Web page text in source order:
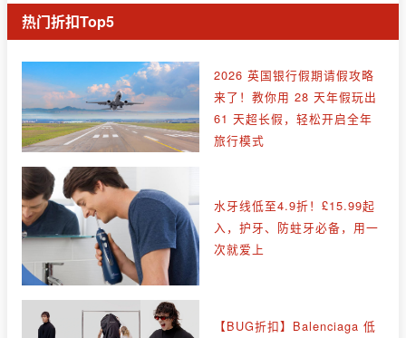
热门折扣Top5
2026 英国银行假期请假攻略
来了！教你用 28 天年假玩出
61 天超长假，轻松开启全年
旅行模式
水牙线低至4.9折！£15.99起
入，护牙、防蛀牙必备，用一
次就爱上
【BUG折扣】Balenciaga 低